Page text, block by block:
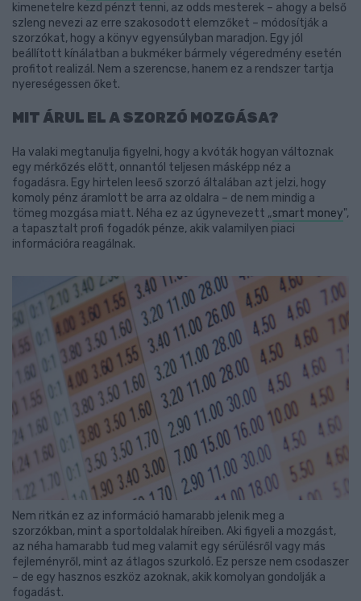
kimenetelre kezd pénzt tenni, az odds mesterek – ahogy a belső
szleng nevezi az erre szakosodott elemzőket – módosítják a
szorzókat, hogy a könyv egyensúlyban maradjon. Egy jól
beállított kínálatban a bukméker bármely végeredmény esetén
profitot realizál. Nem a szerencse, hanem ez a rendszer tartja
nyereségessen őket.
MIT ÁRUL EL A SZORZÓ MOZGÁSA?
Ha valaki megtanulja figyelni, hogy a kvóták hogyan változnak
egy mérkőzés előtt, onnantól teljesen másképp néz a
fogadásra. Egy hirtelen leeső szorzó általában azt jelzi, hogy
komoly pénz áramlott be arra az oldalra – de nem mindig a
tömeg mozgása miatt. Néha ez az úgynevezett „smart money",
a tapasztalt profi fogadók pénze, akik valamilyen piaci
információra reagálnak.
Nem ritkán ez az információ hamarabb jelenik meg a
szorzókban, mint a sportoldalak híreiben. Aki figyeli a mozgást,
az néha hamarabb tud meg valamit egy sérülésről vagy más
fejleményről, mint az átlagos szurkoló. Ez persze nem csodaszer
– de egy hasznos eszköz azoknak, akik komolyan gondolják a
fogadást.